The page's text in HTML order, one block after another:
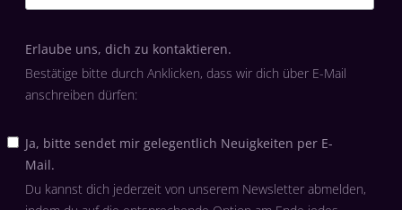
Erlaube uns, dich zu kontaktieren.
Bestätige bitte durch Anklicken, dass wir dich über E-Mail
anschreiben dürfen:
Ja, bitte sendet mir gelegentlich Neuigkeiten per E-
Mail.
Du kannst dich jederzeit von unserem Newsletter abmelden,